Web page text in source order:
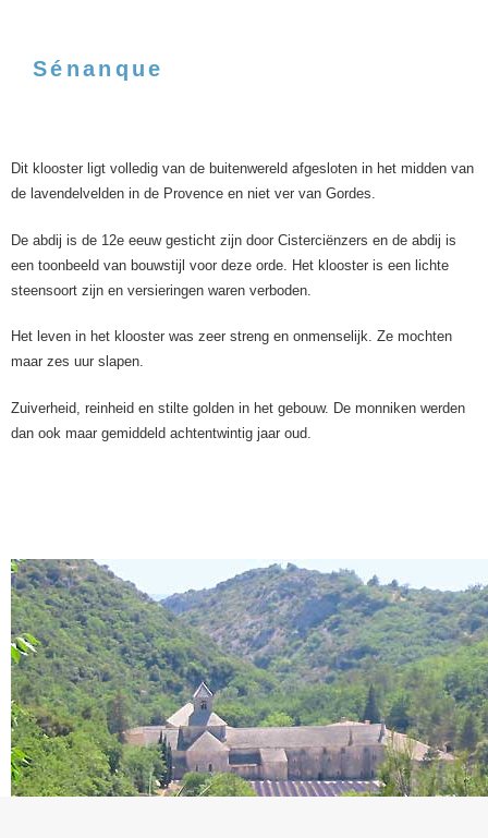
Sénanque
Dit klooster ligt volledig van de buitenwereld afgesloten in het midden van
de lavendelvelden in de Provence en niet ver van Gordes.
De abdij is de 12e eeuw gesticht zijn door Cisterciënzers en de abdij is
een toonbeeld van bouwstijl voor deze orde. Het klooster is een lichte
steensoort zijn en versieringen waren verboden.
Het leven in het klooster was zeer streng en onmenselijk. Ze mochten
maar zes uur slapen.
Zuiverheid, reinheid en stilte golden in het gebouw. De monniken werden
dan ook maar gemiddeld achtentwintig jaar oud.